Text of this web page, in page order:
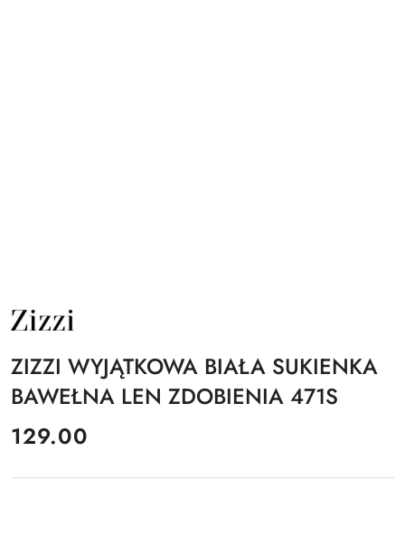
NAZWA
PRODUCENTA:
ZIZZI WYJĄTKOWA BIAŁA SUKIENKA
BAWEŁNA LEN ZDOBIENIA 471S
cena:
129.00